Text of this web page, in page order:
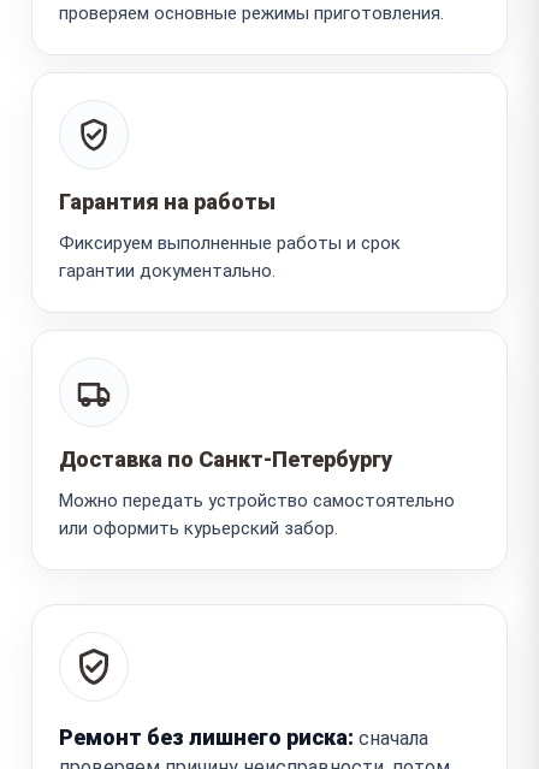
проверяем основные режимы приготовления.
Гарантия на работы
Фиксируем выполненные работы и срок
гарантии документально.
Доставка по Санкт-Петербургу
Можно передать устройство самостоятельно
или оформить курьерский забор.
Ремонт без лишнего риска: сначала